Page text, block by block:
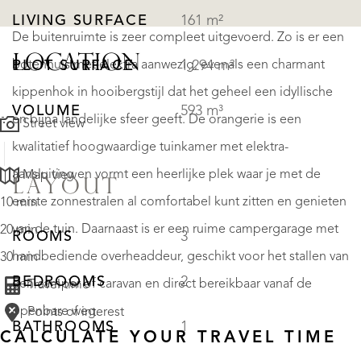
De buitenruimte is zeer compleet uitgevoerd. Zo is er een
botenhuis met elektra aanwezig, evenals een charmant
kippenhok in hooibergstijl dat het geheel een idyllische
en bijna landelijke sfeer geeft. De orangerie is een
kwalitatief hoogwaardige tuinkamer met elektra-
aansluiting en vormt een heerlijke plek waar je met de
eerste zonnestralen al comfortabel kunt zitten en genieten
van de tuin. Daarnaast is er een ruime campergarage met
handbediende overheaddeur, geschikt voor het stallen van
een camper of caravan en direct bereikbaar vanaf de
openbare weg.
LIVING SURFACE 161 m²
PLOT SURFACE 1.294 m²
VOLUME 593 m³
LAYOUT
ROOMS 3
BEDROOMS 2
BATHROOMS 1
LOCATION
Street view
Map view
10 min
20 min
30 min
Travel time
Points of interest
CALCULATE YOUR TRAVEL TIME